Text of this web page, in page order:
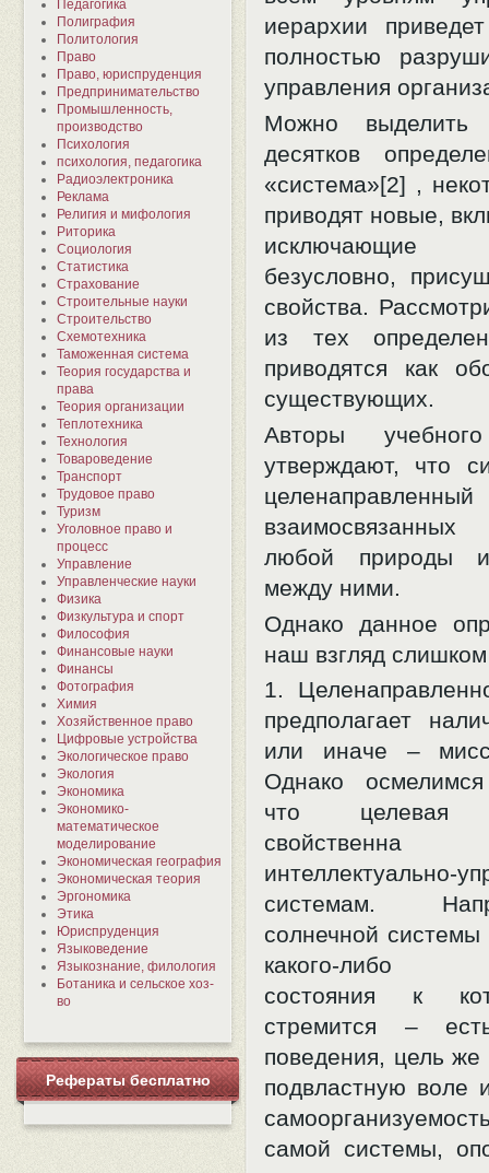
Педагогика
Полиграфия
Политология
Право
Право, юриспруденция
Предпринимательство
Промышленность,
производство
Психология
психология, педагогика
Радиоэлектроника
Реклама
Религия и мифология
Риторика
Социология
Статистика
Страхование
Строительные науки
Строительство
Схемотехника
Таможенная система
Теория государства и
права
Теория организации
Теплотехника
Технология
Товароведение
Транспорт
Трудовое право
Туризм
Уголовное право и
процесс
Управление
Управленческие науки
Физика
Физкультура и спорт
Философия
Финансовые науки
Финансы
Фотография
Химия
Хозяйственное право
Цифровые устройства
Экологическое право
Экология
Экономика
Экономико-
математическое
моделирование
Экономическая география
Экономическая теория
Эргономика
Этика
Юриспруденция
Языковедение
Языкознание, филология
Ботаника и сельское хоз-
во
Рефераты бесплатно
иерархии
полностью
управления
Можно выделить
десятков
«система»[2] ,
приводят новые,
исключающие
безусловно,
свойства.
из тех
приводятся как
существующих.
Авторы
утверждают, что
любой природы
между ними.
Однако данное
наш взгляд слишком
1.
предполагает
или иначе –
Однако
что целевая
интеллектуально-
системам.
солнечной системы
какого-либо
состояния к
стремится –
поведения, цель же
подвластную воле
самой системы,